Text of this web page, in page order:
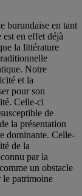
burundaise en tant
en effet déjà
la littérature
Notre
et la
pour son
Celle-ci
de
la présentation
dominante. Celle-
de la
par la
un obstacle
le patrimoine